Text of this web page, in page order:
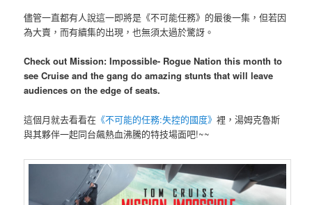
儘管一直都有人說這一即將是《不可能任務》的最後一集，但若因
為大賣，而有續集的出現，也無須太過於驚訝。
Check out Mission: Impossible- Rogue Nation this month to
see Cruise and the gang do amazing stunts that will leave
audiences on the edge of seats.
這個月就去看看在 《不可能的任務:失控的國度》裡，湯姆克魯斯
與其夥伴一起同台飆熱血沸騰的特技場面吧!~~